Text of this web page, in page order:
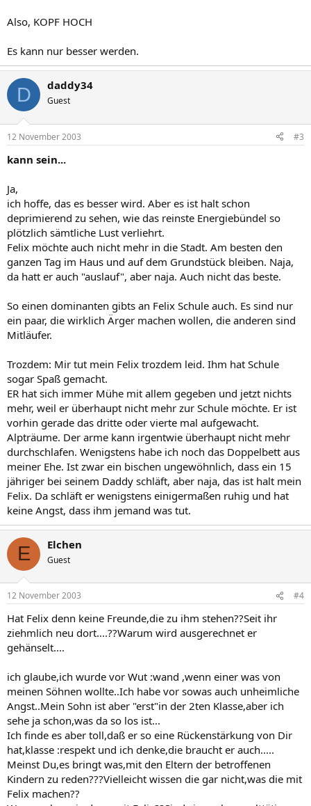
Also, KOPF HOCH
Es kann nur besser werden.
D daddy34
Guest
12 November 2003 #3
kann sein...
Ja,
ich hoffe, das es besser wird. Aber es ist halt schon
deprimierend zu sehen, wie das reinste Energiebündel so
plötzlich sämtliche Lust verliehrt.
Felix möchte auch nicht mehr in die Stadt. Am besten den
ganzen Tag im Haus und auf dem Grundstück bleiben. Naja,
da hatt er auch "auslauf", aber naja. Auch nicht das beste.
So einen dominanten gibts an Felix Schule auch. Es sind nur
ein paar, die wirklich Ärger machen wollen, die anderen sind
Mitläufer.
Trozdem: Mir tut mein Felix trozdem leid. Ihm hat Schule
sogar Spaß gemacht.
ER hat sich immer Mühe mit allem gegeben und jetzt nichts
mehr, weil er überhaupt nicht mehr zur Schule möchte. Er ist
vorhin gerade das dritte oder vierte mal aufgewacht.
Alpträume. Der arme kann irgentwie überhaupt nicht mehr
durchschlafen. Wenigstens habe ich noch das Doppelbett aus
meiner Ehe. Ist zwar ein bischen ungewöhnlich, dass ein 15
jähriger bei seinem Daddy schläft, aber naja, das ist halt mein
Felix. Da schläft er wenigstens einigermaßen ruhig und hat
keine Angst, dass ihm jemand was tut.
E Elchen
Guest
12 November 2003 #4
Hat Felix denn keine Freunde,die zu ihm stehen??Seit ihr
ziehmlich neu dort....??Warum wird ausgerechnet er
gehänselt....
ich glaube,ich wurde vor Wut :wand ,wenn einer was von
meinen Söhnen wollte..Ich habe vor sowas auch unheimliche
Angst..Mein Sohn ist aber "erst"in der 2ten Klasse,aber ich
sehe ja schon,was da so los ist...
Ich finde es aber toll,daß er so eine Rückenstärkung von Dir
hat,klasse :respekt und ich denke,die braucht er auch.....
Meinst Du,es bringt was,mit den Eltern der betroffenen
Kindern zu reden???Vielleicht wissen die gar nicht,was die mit
Felix machen??